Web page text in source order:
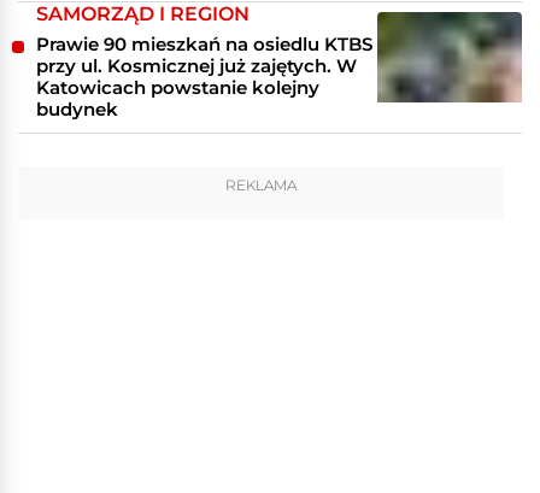
SAMORZĄD I REGION
Prawie 90 mieszkań na osiedlu KTBS
przy ul. Kosmicznej już zajętych. W
Katowicach powstanie kolejny
budynek
REKLAMA